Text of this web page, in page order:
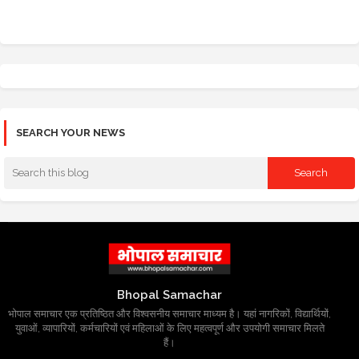
SEARCH YOUR NEWS
Bhopal Samachar
भोपाल समाचार एक प्रतिष्ठित और विश्वसनीय समाचार माध्यम है। यहां नागरिकों, विद्यार्थियों,
युवाओं, व्यापारियों, कर्मचारियों एवं महिलाओं के लिए महत्वपूर्ण और उपयोगी समाचार मिलते
हैं।